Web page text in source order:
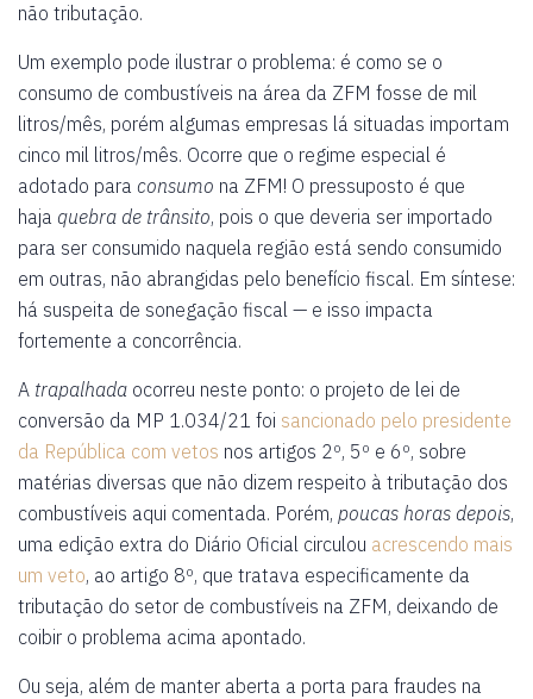
não tributação.
Um exemplo pode ilustrar o problema: é como se o
consumo de combustíveis na área da ZFM fosse de mil
litros/mês, porém algumas empresas lá situadas importam
cinco mil litros/mês. Ocorre que o regime especial é
adotado para consumo na ZFM! O pressuposto é que
haja quebra de trânsito, pois o que deveria ser importado
para ser consumido naquela região está sendo consumido
em outras, não abrangidas pelo benefício fiscal. Em síntese:
há suspeita de sonegação fiscal — e isso impacta
fortemente a concorrência.
A trapalhada ocorreu neste ponto: o projeto de lei de
conversão da MP 1.034/21 foi sancionado pelo presidente
da República com vetos nos artigos 2º, 5º e 6º, sobre
matérias diversas que não dizem respeito à tributação dos
combustíveis aqui comentada. Porém, poucas horas depois,
uma edição extra do Diário Oficial circulou acrescendo mais
um veto, ao artigo 8º, que tratava especificamente da
tributação do setor de combustíveis na ZFM, deixando de
coibir o problema acima apontado.
Ou seja, além de manter aberta a porta para fraudes na